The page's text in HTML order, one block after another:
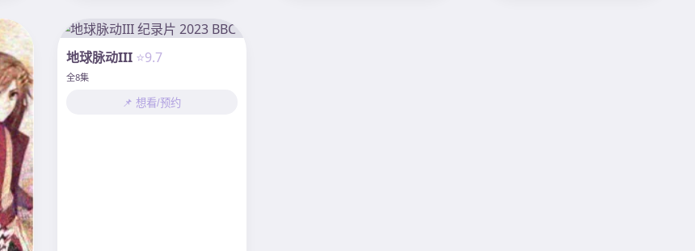
地球脉动III ⭐9.7
全8集
📌 想看/预约